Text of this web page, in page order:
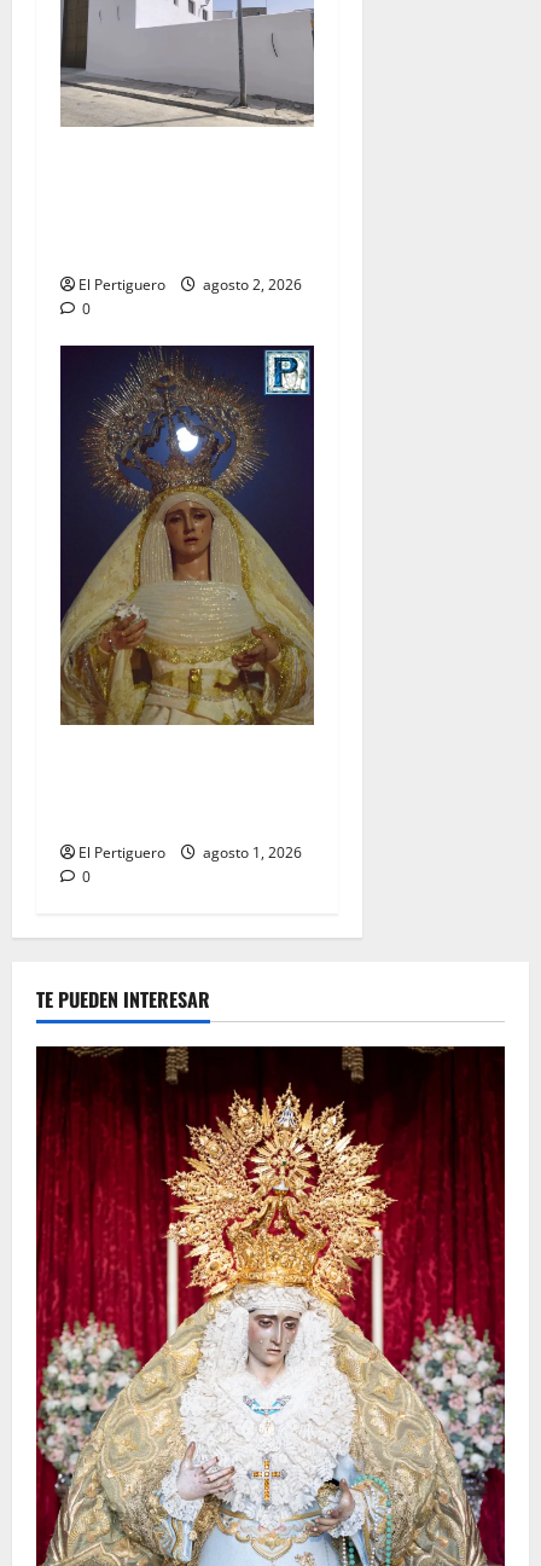
El Pertiguero
agosto 2, 2026
0
El Pertiguero
agosto 1, 2026
0
TE PUEDEN INTERESAR